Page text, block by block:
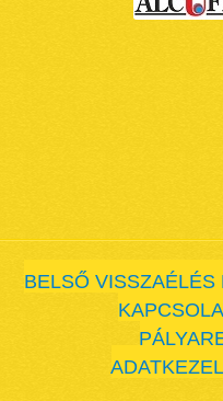
BELSŐ